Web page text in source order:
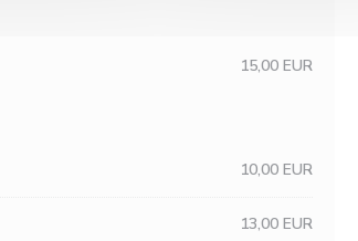
15,00 EUR
10,00 EUR
13,00 EUR